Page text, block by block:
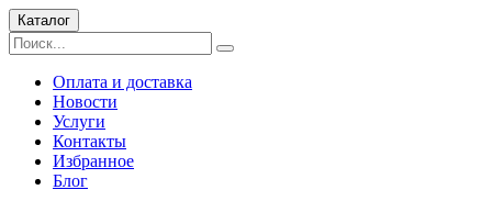
Каталог
Оплата и доставка
Новости
Услуги
Контакты
Избранное
Блог